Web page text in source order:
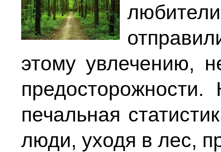
этому увлечению,
печальная
люди, уходя в лес,